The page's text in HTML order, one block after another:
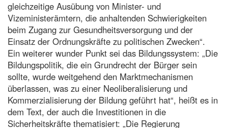
gleichzeitige Ausübung von Minister- und
Vizeministerämtern, die anhaltenden Schwierigkeiten
beim Zugang zur Gesundheitsversorgung und der
Einsatz der Ordnungskräfte zu politischen Zwecken“.
Ein weiterer wunder Punkt sei das Bildungssystem: „Die
Bildungspolitik, die ein Grundrecht der Bürger sein
sollte, wurde weitgehend den Marktmechanismen
überlassen, was zu einer Neoliberalisierung und
Kommerzialisierung der Bildung geführt hat“, heißt es in
dem Text, der auch die Investitionen in die
Sicherheitskräfte thematisiert: „Die Regierung